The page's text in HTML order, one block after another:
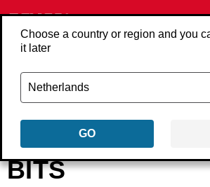
Choose a country or region and you
it later
GO
Tilbage Produkter Tilbehør
BITS